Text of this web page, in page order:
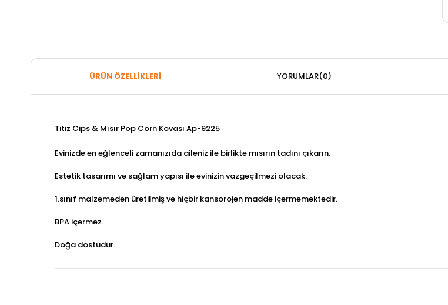
ÜRÜN ÖZELLIKLERI YORUMLAR(0)
Titiz Cips & Mısır Pop Corn Kovası Ap-9225
Evinizde en eğlenceli zamanızıda aileniz ile birlikte mısırın tadını çıkarın.
Estetik tasarımı ve sağlam yapısı ile evinizin vazgeçilmezi olacak.
1.sınıf malzemeden üretilmiş ve hiçbir kansorojen madde içermemektedir.
BPA içermez.
Doğa dostudur.